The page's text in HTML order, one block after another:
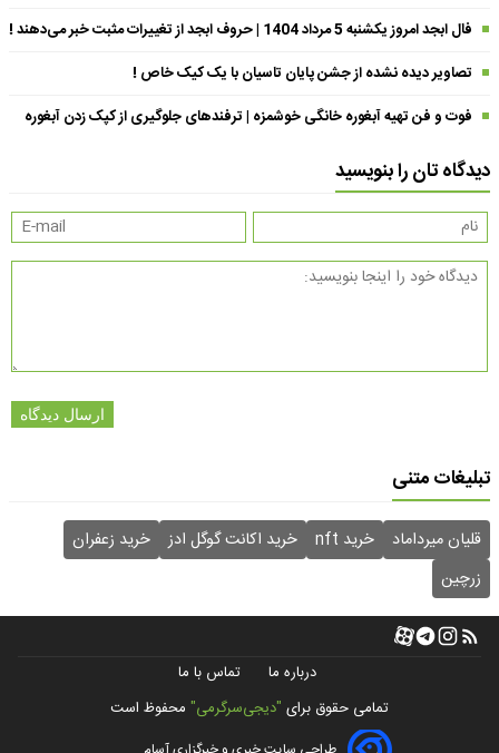
فال ابجد امروز یکشنبه 5 مرداد 1404 | حروف ابجد از تغییرات مثبت خبر می‌دهند !
تصاویر دیده نشده از جشن پایان تاسیان با یک کیک خاص !
فوت و فن تهیه آبغوره خانگی خوشمزه | ترفندهای جلوگیری از کپک زدن آبغوره
دیدگاه تان را بنویسید
ارسال دیدگاه
تبلیغات متنی
قلیان میرداماد خرید nft خرید اکانت گوگل ادز
خرید زعفران
زرچین
درباره ما
تماس با ما
تمامی حقوق برای "دیجی‌سرگرمی" محفوظ است